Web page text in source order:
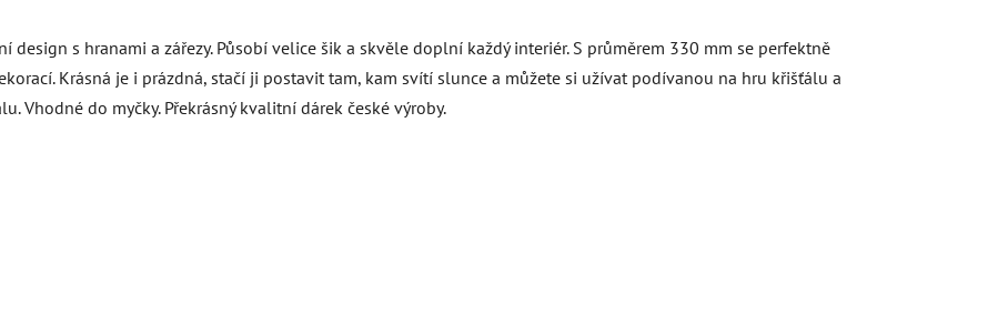
design s hranami a zářezy. Působí velice šik a skvěle doplní každý interiér. S průměrem 330 mm se perfektně
Krásná je i prázdná, stačí ji postavit tam, kam svítí slunce a můžete si užívat podívanou na hru křišťálu a
Vhodné do myčky. Překrásný kvalitní dárek české výroby.